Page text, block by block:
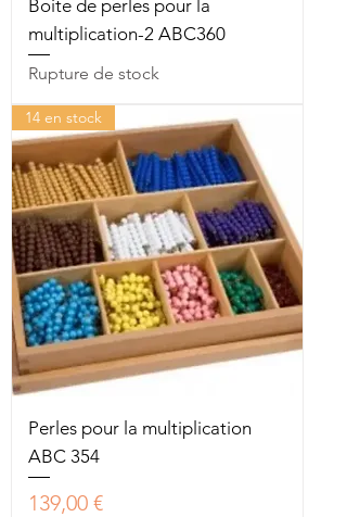
Boite de perles pour la
multiplication-2 ABC360
Rupture de stock
14 en stock
Perles pour la multiplication
ABC 354
Prix
139,00 €